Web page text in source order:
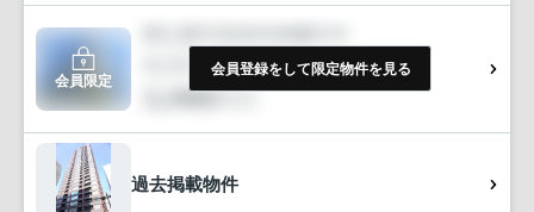
会員限定
会員登録をして限定物件を見る
過去掲載物件